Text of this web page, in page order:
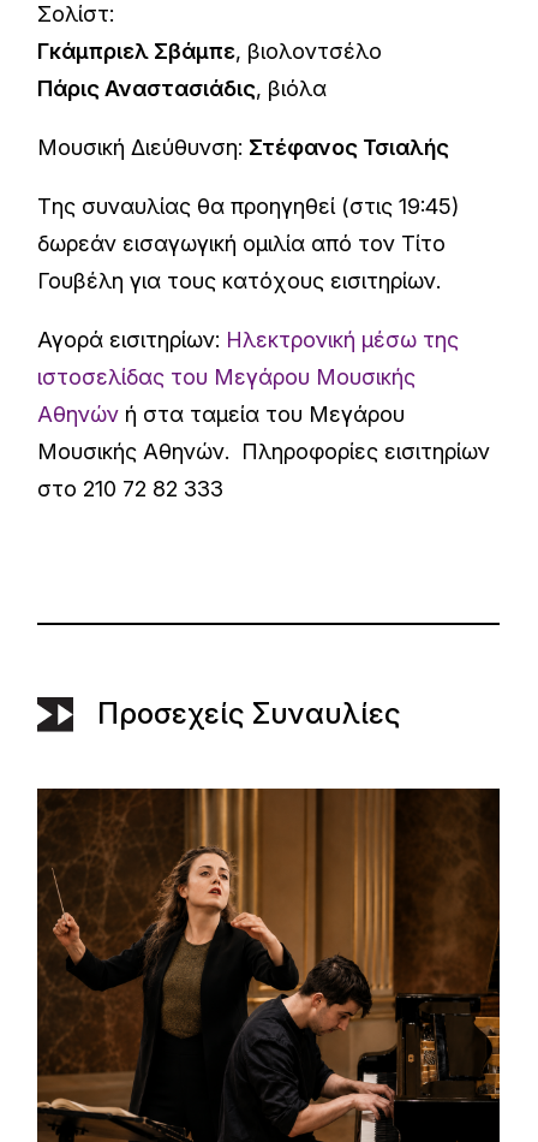
Σολίστ:
Γκάμπριελ Σβάμπε, βιολοντσέλο
Πάρις Αναστασιάδις, βιόλα
Μουσική Διεύθυνση: Στέφανος Τσιαλής
Tης συναυλίας θα προηγηθεί (στις 19:45)
δωρεάν εισαγωγική ομιλία από τον Τίτο
Γουβέλη για τους κατόχους εισιτηρίων.
Αγορά εισιτηρίων: Ηλεκτρονική μέσω της
ιστοσελίδας του Μεγάρου Μουσικής
Αθηνών ή στα ταμεία του Μεγάρου
Μουσικής Αθηνών. Πληροφορίες εισιτηρίων
στο 210 72 82 333
Προσεχείς Συναυλίες